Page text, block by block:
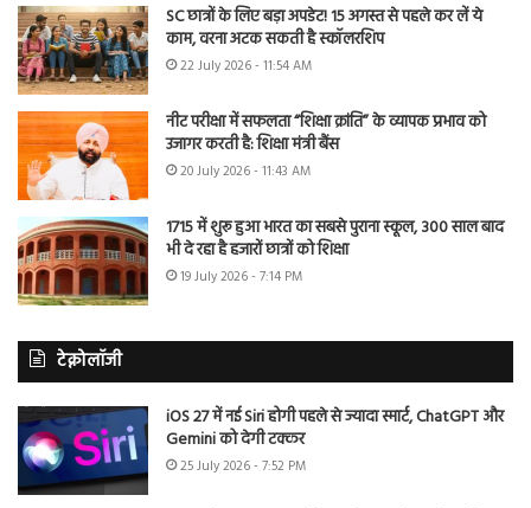
SC छात्रों के लिए बड़ा अपडेट! 15 अगस्त से पहले कर लें ये
काम, वरना अटक सकती है स्कॉलरशिप
22 July 2026 - 11:54 AM
नीट परीक्षा में सफलता “शिक्षा क्रांति” के व्यापक प्रभाव को
उजागर करती है: शिक्षा मंत्री बैंस
20 July 2026 - 11:43 AM
1715 में शुरू हुआ भारत का सबसे पुराना स्कूल, 300 साल बाद
भी दे रहा है हजारों छात्रों को शिक्षा
19 July 2026 - 7:14 PM
टेक्नोलॉजी
iOS 27 में नई Siri होगी पहले से ज्यादा स्मार्ट, ChatGPT और
Gemini को देगी टक्कर
25 July 2026 - 7:52 PM